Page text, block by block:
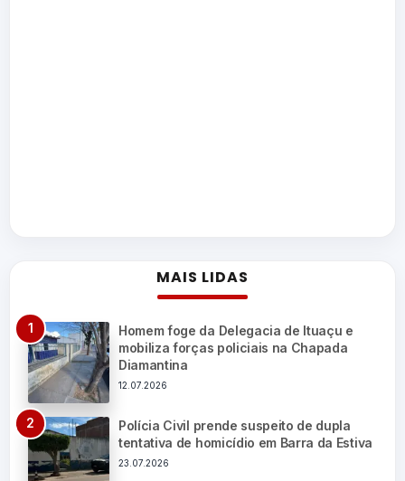
MAIS LIDAS
Homem foge da Delegacia de Ituaçu e
mobiliza forças policiais na Chapada
Diamantina
12.07.2026
Polícia Civil prende suspeito de dupla
tentativa de homicídio em Barra da Estiva
23.07.2026